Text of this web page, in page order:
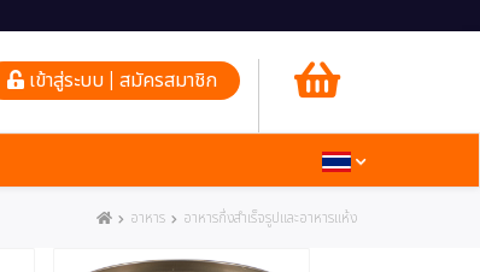
เข้าสู่ระบบ | สมัครสมาชิก
อาหาร อาหารกึ่งสําเร็จรูปและอาหารแห้ง